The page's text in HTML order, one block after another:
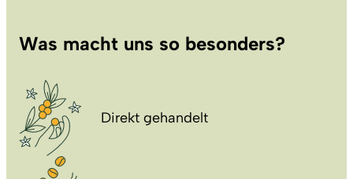
Was macht uns so besonders?
Direkt gehandelt